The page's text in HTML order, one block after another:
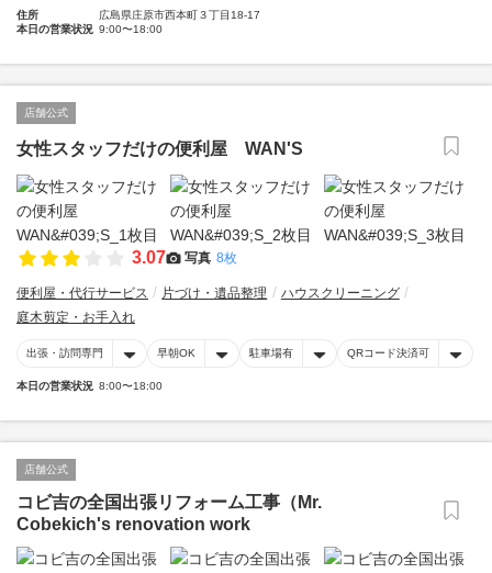
住所
広島県庄原市西本町３丁目18-17
本日の営業状況 9:00〜18:00
店舗公式
女性スタッフだけの便利屋 WAN'S
3.07 写真 8枚
便利屋・代行サービス 片づけ・遺品整理
ハウスクリーニング
庭木剪定・お手入れ
出張・訪問専門 早朝OK 駐車場有 QRコード決済可
本日の営業状況 8:00〜18:00
店舗公式
コビ吉の全国出張リフォーム工事（Mr.
Cobekich's renovation work